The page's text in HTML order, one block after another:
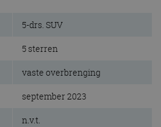
5-drs. SUV
5 sterren
vaste overbrenging
september 2023
n.v.t.